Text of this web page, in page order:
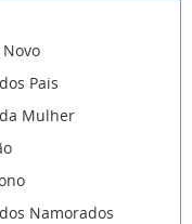
Pais
Mulher
Namorados